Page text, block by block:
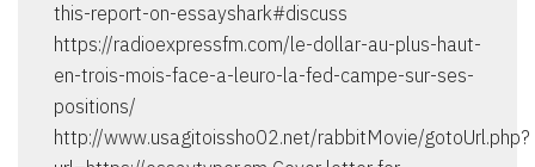
this-report-on-essayshark#discuss
https://radioexpressfm.com/le-dollar-au-plus-haut-
en-trois-mois-face-a-leuro-la-fed-campe-sur-ses-
positions/
http://www.usagitoissho02.net/rabbitMovie/gotoUrl.php?